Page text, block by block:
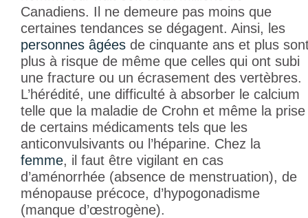
Canadiens. Il ne demeure pas moins que
certaines tendances se dégagent. Ainsi, les
personnes âgées de cinquante ans et plus
plus à risque de même que celles qui ont subi
une fracture ou un écrasement des vertèbres.
L’hérédité, une difficulté à absorber le calcium
telle que la maladie de Crohn et même la prise
de certains médicaments tels que les
anticonvulsivants ou l’héparine. Chez la
femme, il faut être vigilant en cas
d’aménorrhée (absence de menstruation), de
ménopause précoce, d’hypogonadisme
(manque d’œstrogène).